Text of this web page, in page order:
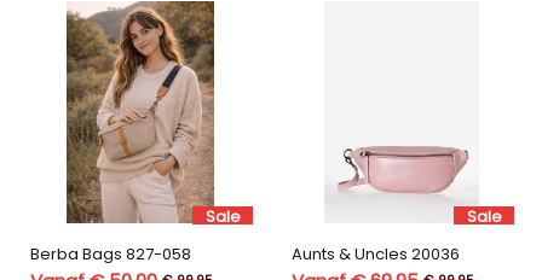
Sale
Berba Bags 827-058
Sale
Aunts & Uncles 20036